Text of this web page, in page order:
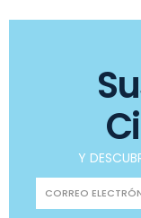
Y